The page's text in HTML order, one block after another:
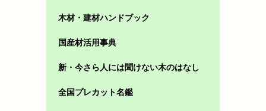
木材・建材ハンドブック
国産材活用事典
新・今さら人には聞けない木のはなし
全国プレカット名鑑